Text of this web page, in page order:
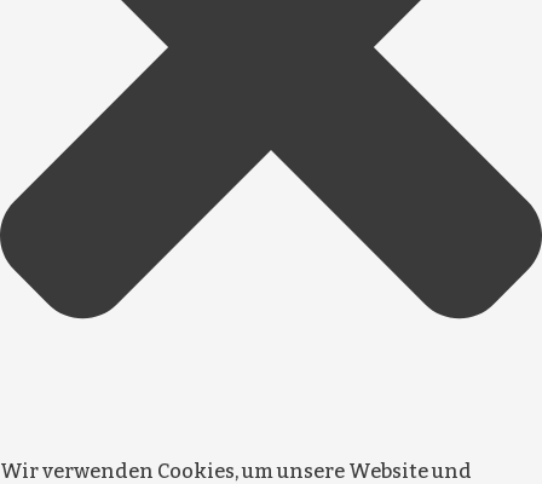
Wir verwenden Cookies, um unsere Website und